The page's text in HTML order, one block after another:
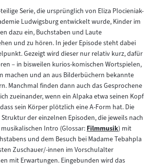
Serie, die ursprünglich von Eliza Plocieniak-
Ludwigsburg entwickelt wurde, Kinder im
dazu ein, Buchstaben und Laute
und zu hören. In jeder Episode steht dabei
Gezeigt wird dieser nur relativ kurz, dafür
– in bisweilen kurios-komischen Wortspielen,
machen und an aus Bilderbüchern bekannte
Manchmal finden dann auch das Gesprochene
zueinander, wenn ein Alpaka etwa seinen Kopf
sein Körper plötzlich eine A-Form hat. Die
der einzelnen Episoden, die jeweils nach
Intro (Glossar:Zum
Inhalt:
Filmmusik) mit
und dem Besuch bei Madame Tebahpla
Zuschauer/-innen im Vorschulalter
mit Erwartungen. Eingebunden wird das